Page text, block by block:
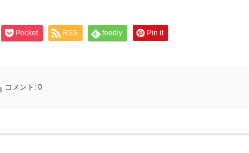
Pocket RSS feedly Pin it
コメント: 0